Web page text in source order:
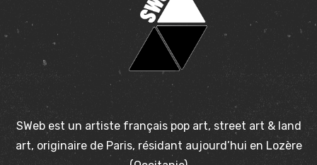
SWeb est un artiste français pop art, street art & land
art, originaire de Paris, résidant aujourd’hui en Lozère